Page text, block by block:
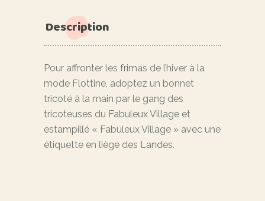
Description
Pour affronter les frimas de l’hiver à la
mode Flottine, adoptez un bonnet
tricoté à la main par le gang des
tricoteuses du Fabuleux Village et
estampillé « Fabuleux Village » avec une
étiquette en liège des Landes.